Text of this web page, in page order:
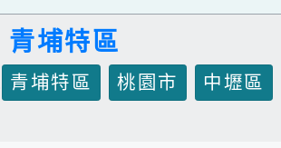
青埔特區
青埔特區 桃園市
中壢區